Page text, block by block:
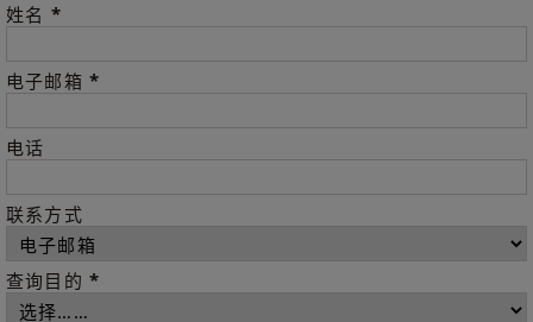
姓名 *
电子邮箱 *
电话
联系方式
查询目的 *